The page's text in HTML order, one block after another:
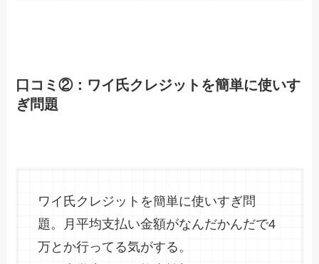
口コミ②：ワイ氏クレジットを簡単に使いす
ぎ問題
ワイ氏クレジットを簡単に使いすぎ問
題。月平均支払い金額がなんだかんだで4
万とか行ってる気がする。